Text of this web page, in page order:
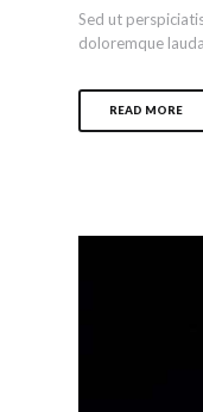
Sed ut
doloremque
READ MORE